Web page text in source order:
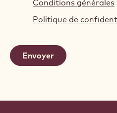
Conditions générales
Politique de